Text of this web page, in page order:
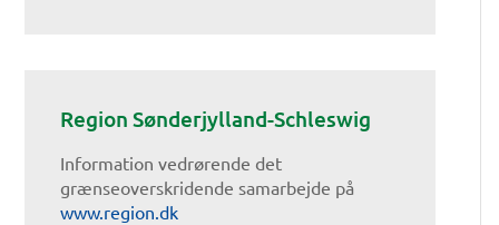
Region Sønderjylland-Schleswig
Information vedrørende det
grænseoverskridende samarbejde på
www.region.dk